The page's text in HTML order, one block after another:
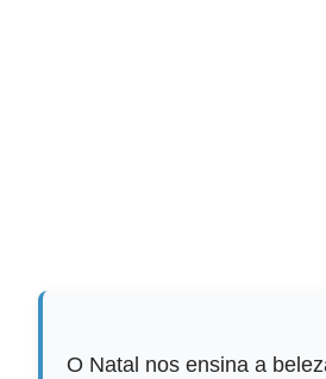
O Natal nos ensina a